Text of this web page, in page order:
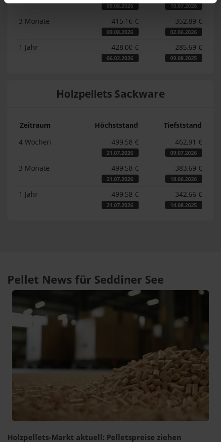
09.08.2026 10.07.2026
3 Monate 415,16 €
09.08.2026
352,89 €
02.06.2026
1 Jahr 428,00 €
06.02.2026
285,69 €
09.08.2025
Holzpellets Sackware
Zeitraum Höchststand
Tiefststand
4 Wochen
499,58 €
21.07.2026
462,91 €
09.07.2026
3 Monate 499,58 €
21.07.2026
383,69 €
18.06.2026
1 Jahr 499,58 €
21.07.2026
342,66 €
14.08.2025
Pellet News für Seddiner See
Holzpellets-Markt aktuell: Pelletspreise ziehen